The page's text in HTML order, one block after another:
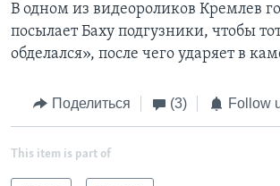
В одном из видеороликов Кремлев
посылает Баху подгузники, чтобы
обделался», после чего ударяет в
Поделиться (3) Follow
This item is part of